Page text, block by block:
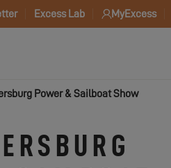
Excess Lab MyExcess
Power & Sailboat Show